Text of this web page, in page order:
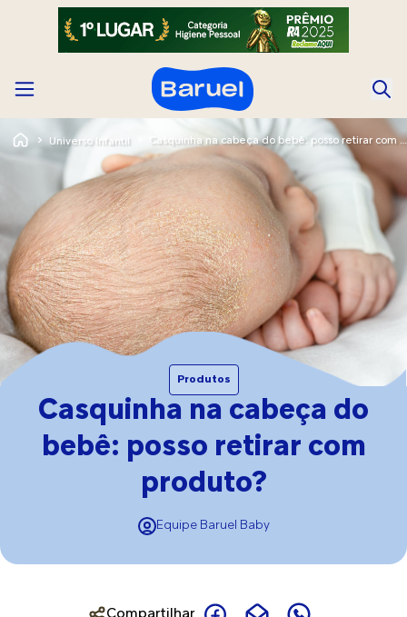
Universo Infantil Casquinha na cabeça do bebê: posso retirar com produto?
Produtos
Casquinha na cabeça do
bebê: posso retirar com
produto?
Equipe Baruel Baby
Compartilhar